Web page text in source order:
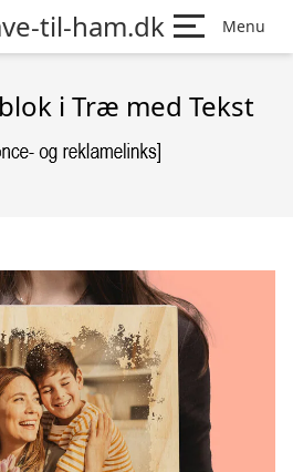
til-ham.dk Menu
i Træ med Tekst